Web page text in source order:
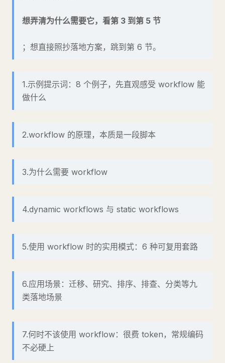
想弄清为什么需要它，看第 3 到第 5 节
；想直接照抄落地方案，跳到第 6 节。
1.示例提示词：8 个例子，先直观感受 workflow 能
做什么
2.workflow 的原理，本质是一段脚本
3.为什么需要 workflow
4.dynamic workflows 与 static workflows
5.使用 workflow 时的实用模式：6 种可复用套路
6.应用场景：迁移、研究、排序、排查、分类等九
类落地场景
7.何时不该使用 workflow：很费 token，常规编码
不必硬上